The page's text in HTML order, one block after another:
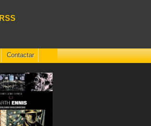
RSS
Contactar